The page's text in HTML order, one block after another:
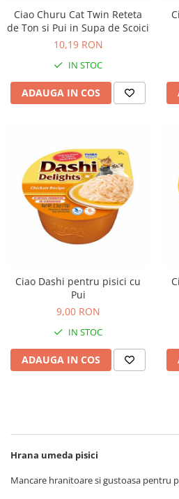
Ciao Churu Cat Twin Reteta
de Ton si Pui in Supa de Scoici
10,19 RON
IN STOC
ADAUGA IN COS
Ciao Dashi pentru pisici cu
Pui
9,00 RON
IN STOC
ADAUGA IN COS
Hrana umeda pisici
Mancare hranitoare si gustoasa pentru